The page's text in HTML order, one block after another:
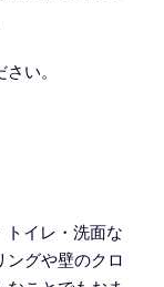
い。
トイレ・洗面な
ングや壁のクロ